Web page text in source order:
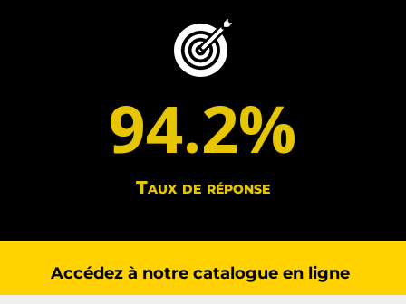
94.2%
Taux de réponse
Accédez à notrecatalogue en ligne